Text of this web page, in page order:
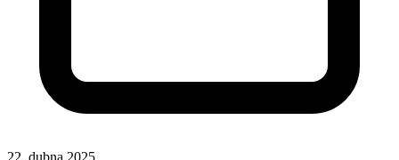
22. dubna 2025